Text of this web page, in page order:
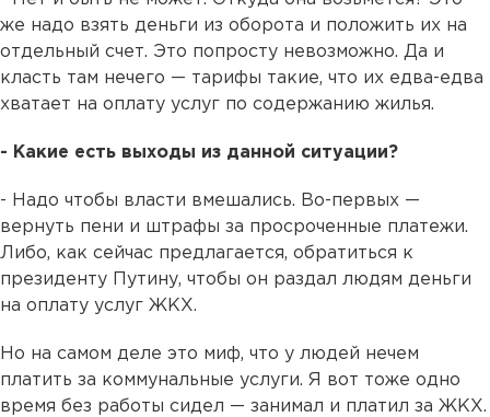
же надо взять деньги из оборота и положить их на
отдельный счет. Это попросту невозможно. Да и
класть там нечего — тарифы такие, что их едва-едва
хватает на оплату услуг по содержанию жилья.
- Какие есть выходы из данной ситуации?
- Надо чтобы власти вмешались. Во-первых —
вернуть пени и штрафы за просроченные платежи.
Либо, как сейчас предлагается, обратиться к
президенту Путину, чтобы он раздал людям деньги
на оплату услуг ЖКХ.
Но на самом деле это миф, что у людей нечем
платить за коммунальные услуги. Я вот тоже одно
время без работы сидел — занимал и платил за ЖКХ.